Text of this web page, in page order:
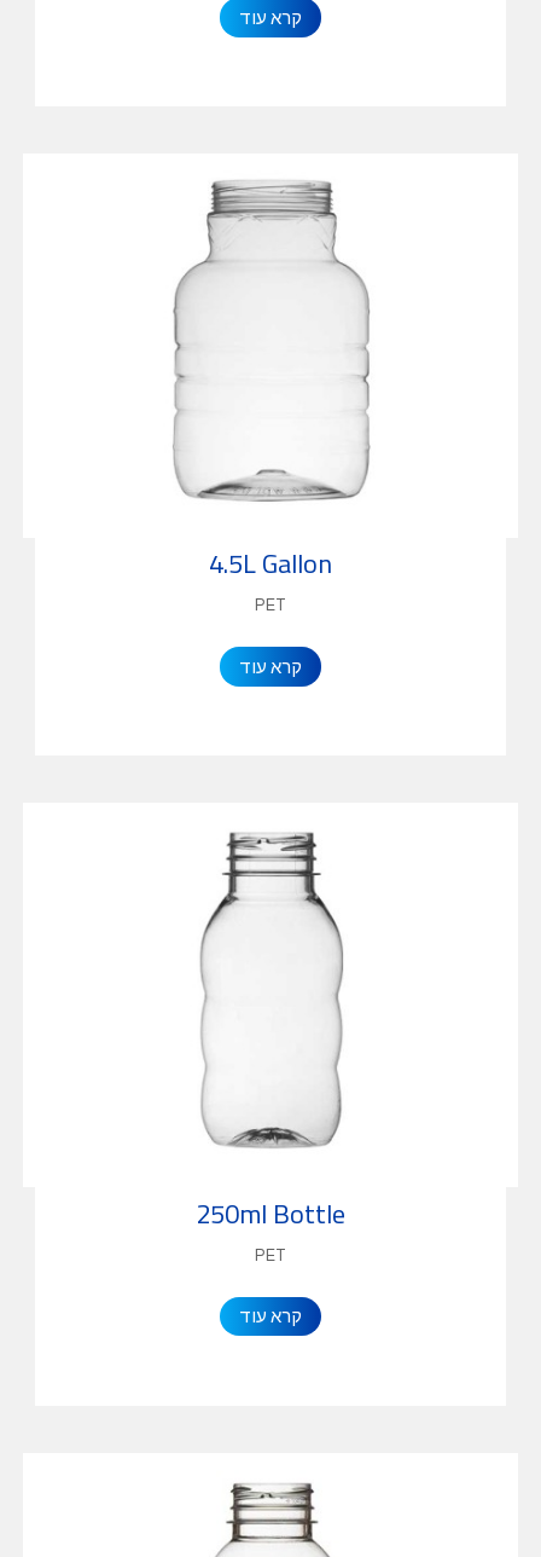
קרא עוד
4.5L Gallon
PET
קרא עוד
250ml Bottle
PET
קרא עוד